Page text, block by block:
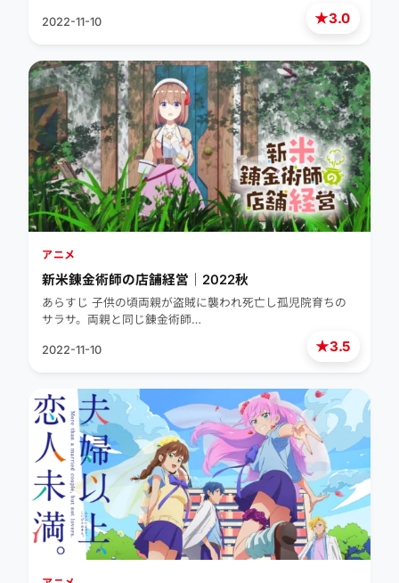
★3.0
2022-11-10
★3.5
アニメ
新米錬金術師の店舗経営｜2022秋
あらすじ 子供の頃両親が盗賊に襲われ死亡し孤児院育ちの
サラサ。両親と同じ錬金術師…
2022-11-10